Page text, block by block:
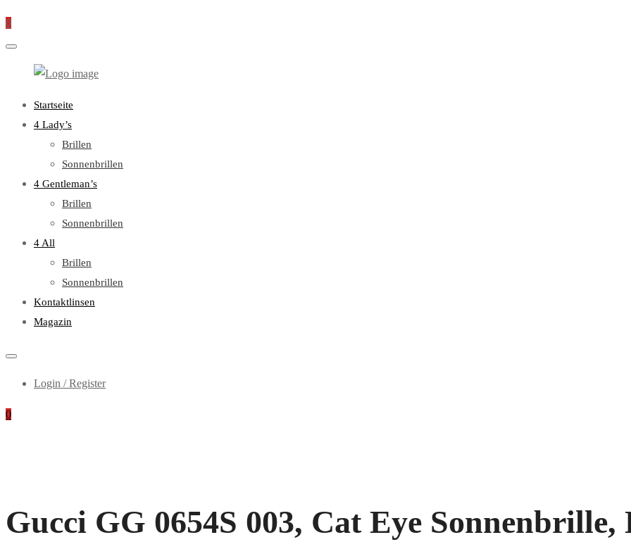
0
Primary
Menu
Startseite
4 Lady’s
Brillen
Sonnenbrillen
4 Gentleman’s
Brillen
Sonnenbrillen
4 All
Brillen
Sonnenbrillen
Kontaktlinsen
Magazin
Login / Register
0
Gucci GG 0654S 003, Cat Eye Sonnenbrille,